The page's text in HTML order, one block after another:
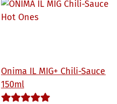
Onima IL MIG+ Chili-Sauce
150ml